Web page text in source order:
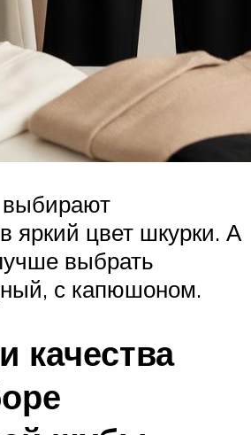
яркий цвет шкурки. А
выбрать
с капюшоном.
качества